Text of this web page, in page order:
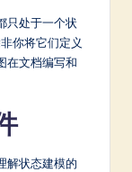
只处于一个状
你将它们定义
在文档编写和
解状态建模的